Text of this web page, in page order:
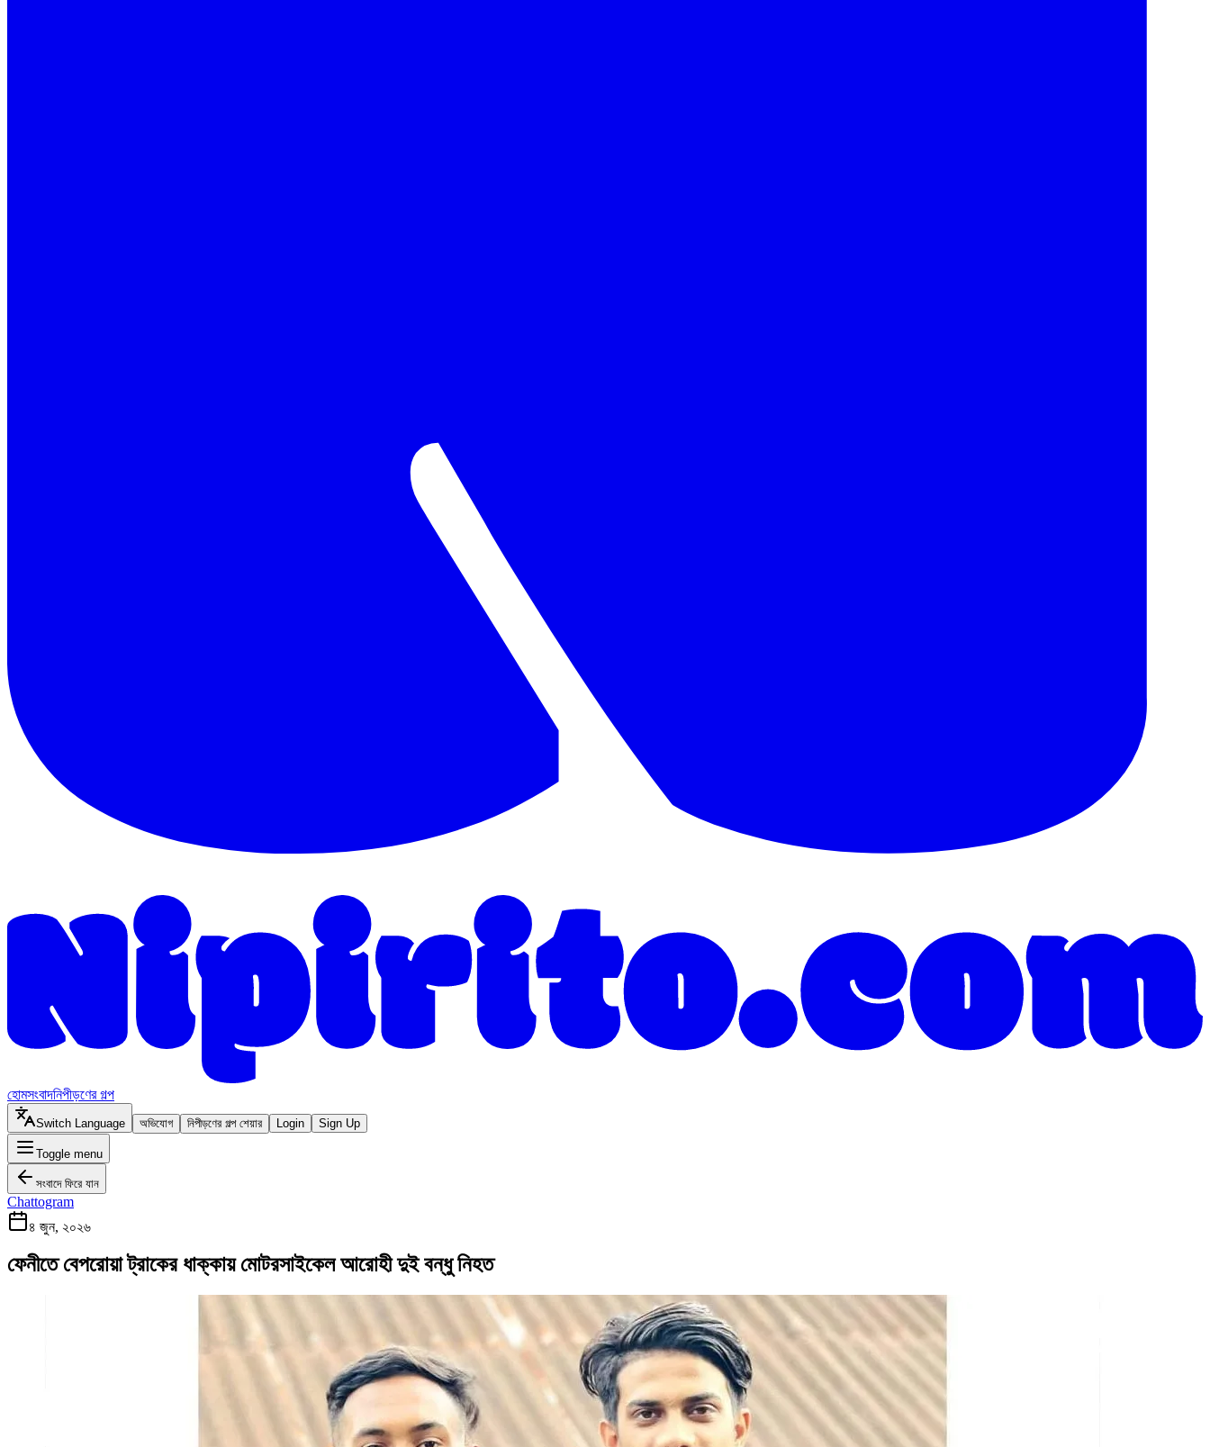
হোমসংবাদনিপীড়ণের গল্প
Switch Language অভিযোগ নিপীড়ণের গল্প শেয়ার Login Sign Up
Toggle menu
সংবাদে ফিরে যান
Chattogram
৪ জুন, ২০২৬
ফেনীতে বেপরোয়া ট্রাকের ধাক্কায় মোটরসাইকেল আরোহী দুই বন্ধু নিহত